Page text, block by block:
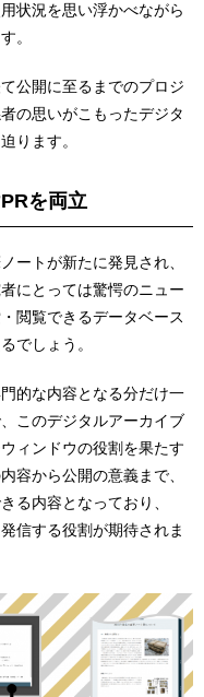
状況を思い浮かべながら
。
公開に至るまでのプロジ
の思いがこもったデジタ
ります。
PRを両立
ートが新たに発見され、
にとっては驚愕のニュー
閲覧できるデータベース
でしょう。
的な内容となる分だけ一
このデジタルアーカイブ
ィンドウの役割を果たす
容から公開の意義まで、
る内容となっており、
信する役割が期待されま